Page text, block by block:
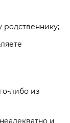
либо из
и